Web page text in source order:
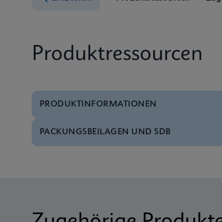
Produktressourcen
PRODUKTINFORMATIONEN
Test-Menü Test Menu CE-IVD
PACKUNGSBEILAGEN UND SDB